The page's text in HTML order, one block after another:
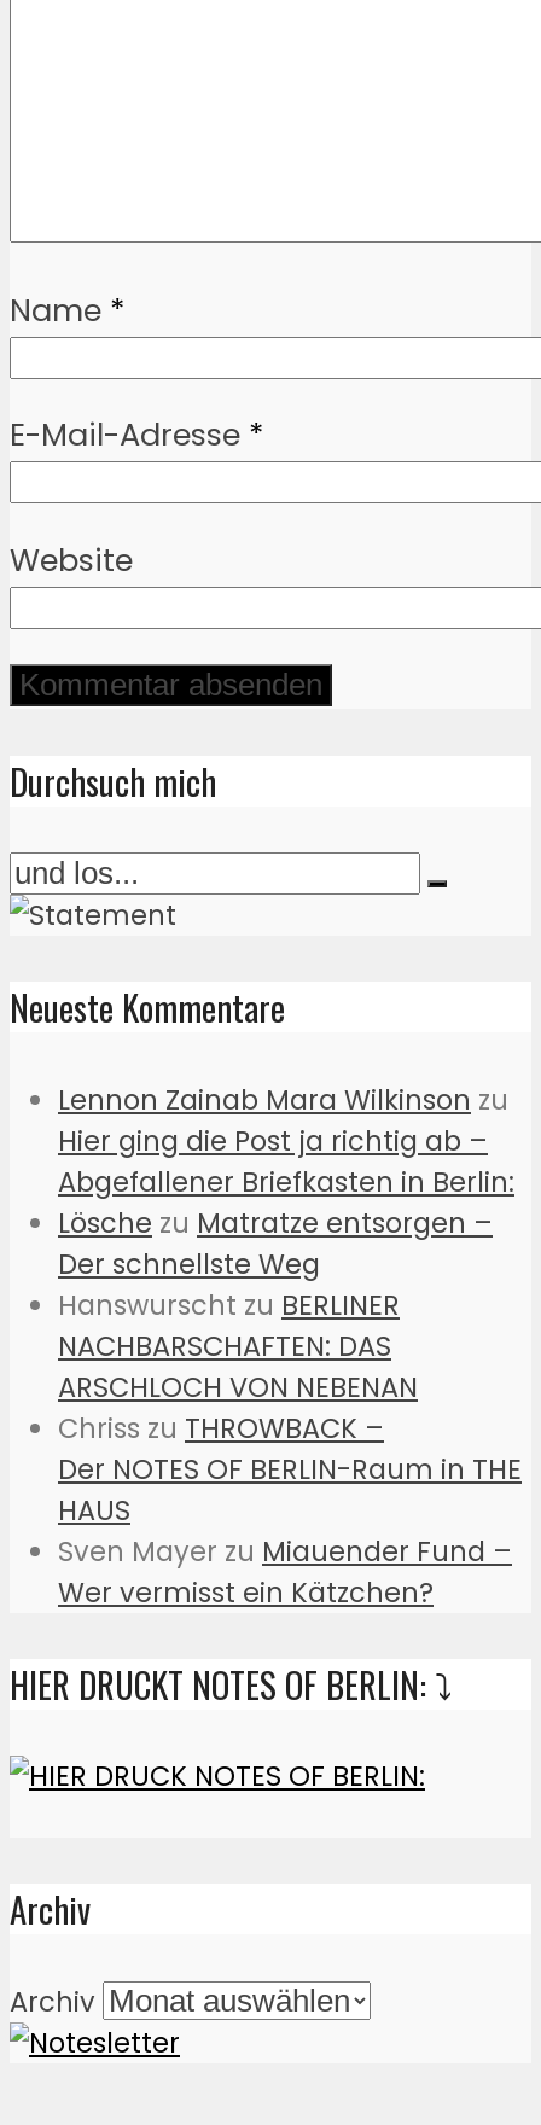
Name *
E-Mail-Adresse *
Website
Durchsuch mich
Neueste Kommentare
Lennon Zainab Mara Wilkinson zu
Hier ging die Post ja richtig ab –
Abgefallener Briefkasten in Berlin:
Lösche zu Matratze entsorgen –
Der schnellste Weg
Hanswurscht zu BERLINER
NACHBARSCHAFTEN: DAS
ARSCHLOCH VON NEBENAN
Chriss zu THROWBACK –
Der NOTES OF BERLIN-Raum in THE
HAUS
Sven Mayer zu Miauender Fund –
Wer vermisst ein Kätzchen?
HIER DRUCKT NOTES OF BERLIN: ⤵️
Archiv
Archiv